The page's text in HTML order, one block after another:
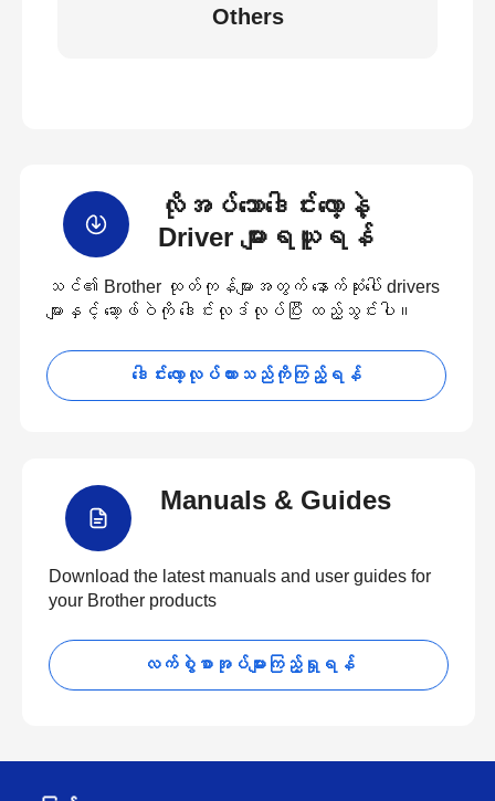
Others
လိုအပ်သောဒေါင်းလော့နဲ့
Driver များရယူရန်
သင်၏ Brother ထုတ်ကုန်များအတွက် နောက်ဆုံးပေါ် drivers
များနှင့် ဆော့ဖ်ဝဲကို ဒေါင်းလုဒ်လုပ်ပြီး ထည့်သွင်းပါ။
ဒေါင်းလော့လုပ်ထားသည်ကိုကြည့်ရန်
Manuals & Guides
Download the latest manuals and user guides for
your Brother products
လက်စွဲစာအုပ်များကြည့်ရှုရန်